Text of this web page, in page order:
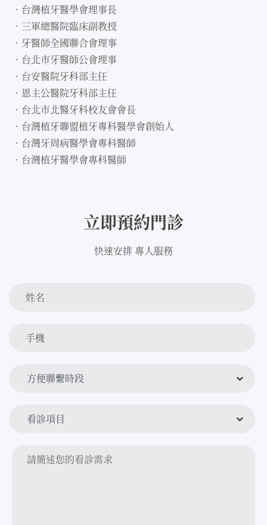
．台灣植牙醫學會理事長
．三軍總醫院臨床副教授
．牙醫師全國聯合會理事
．台北市牙醫師公會理事
．台安醫院牙科部主任
．恩主公醫院牙科部主任
．台北市北醫牙科校友會會長
．台灣植牙聯盟植牙專科醫學會創始人
．台灣牙周病醫學會專科醫師
．台灣植牙醫學會專科醫師
立即預約門診
快速安排 專人服務